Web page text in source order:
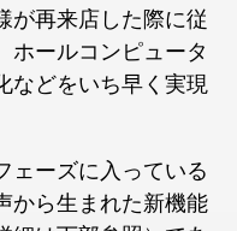
が再来店した際に従
ホールコンピュータ
などをいち早く実現
ェーズに入っている
から生まれた新機能